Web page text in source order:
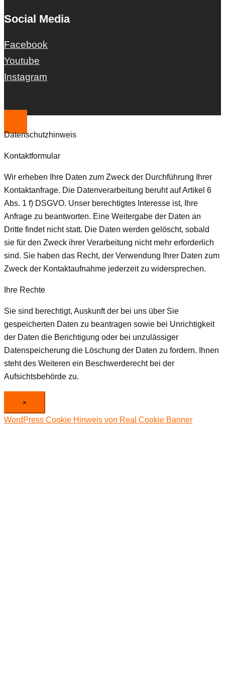
Social Media
Facebook
Youtube
Instagram
Datenschutzhinweis
Kontaktformular
Wir erheben Ihre Daten zum Zweck der Durchführung Ihrer
Kontaktanfrage. Die Datenverarbeitung beruht auf Artikel 6
Abs. 1 f) DSGVO. Unser berechtigtes Interesse ist, Ihre
Anfrage zu beantworten. Eine Weitergabe der Daten an
Dritte findet nicht statt. Die Daten werden gelöscht, sobald
sie für den Zweck ihrer Verarbeitung nicht mehr erforderlich
sind. Sie haben das Recht, der Verwendung Ihrer Daten zum
Zweck der Kontaktaufnahme jederzeit zu widersprechen.
Ihre Rechte
Sie sind berechtigt, Auskunft der bei uns über Sie
gespeicherten Daten zu beantragen sowie bei Unrichtigkeit
der Daten die Berichtigung oder bei unzulässiger
Datenspeicherung die Löschung der Daten zu fordern. Ihnen
steht des Weiteren ein Beschwerderecht bei der
Aufsichtsbehörde zu.
×
WordPress Cookie Hinweis von Real Cookie Banner